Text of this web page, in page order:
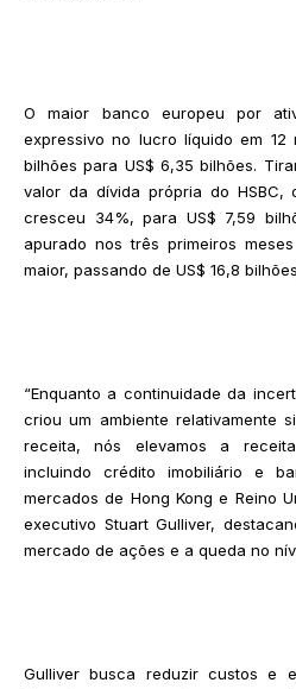
O maior banco europeu por
expressivo no lucro líquido em 12
bilhões para US$ 6,35 bilhões.
valor da dívida própria do HSBC,
cresceu 34%, para US$ 7,59
apurado nos três primeiros
maior, passando de US$ 16,8
“Enquanto a continuidade da
criou um ambiente relativamente
receita, nós elevamos a
incluindo crédito imobiliário e
mercados de Hong Kong e Reino
executivo Stuart Gulliver,
mercado de ações e a queda no
Gulliver busca reduzir custos e